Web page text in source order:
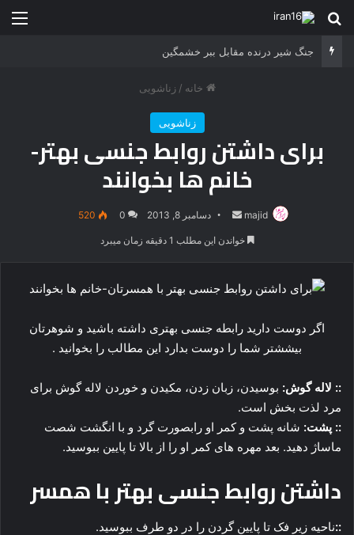
جستجو برای
جنگ شیر درنده مقابل ببر خشمگین
خانه / زناشویی
زناشویی
برای داشتن روابط جنسی بهتر-
خانم ها بخوانند
majid
ارسال
ایمیل
دسامبر 8, 2013 0
520
خواندن این مطلب 1 دقیقه زمان میبرد
اگر دوست دارید رابطه جنسی بهتری داشته باشید و شوهرتان
بیششتر شما را دوست بدارد این مطالب را بخوانید .
:: لاله گوش: بوسیدن، زبان زدن، مکیدن و خوردن لاله گوش برای
مرد لذت بخش است.
:: پشت: شانه پشت و کمر او رابصورت گرد و با انگشت شصت
ماساژ دهید. بعد مهره های کمر او را از بالا تا پایین ببوسید.
داشتن روابط جنسی بهتر با همسر
::ناحیه زیر فک تا پایین گردن را در دو طرف ببوسید.